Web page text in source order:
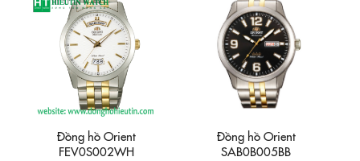
Đồng hồ Orient
FEV0S002WH
Đồng hồ Orient
SAB0B005BB